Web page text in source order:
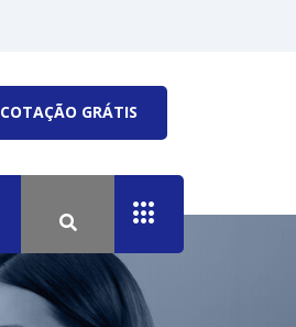
COTAÇÃO GRÁTIS